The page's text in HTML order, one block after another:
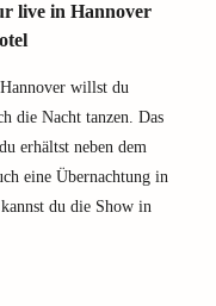
live in Hannover
willst du
die Nacht tanzen. Das
erhältst neben dem
eine Übernachtung in
du die Show in